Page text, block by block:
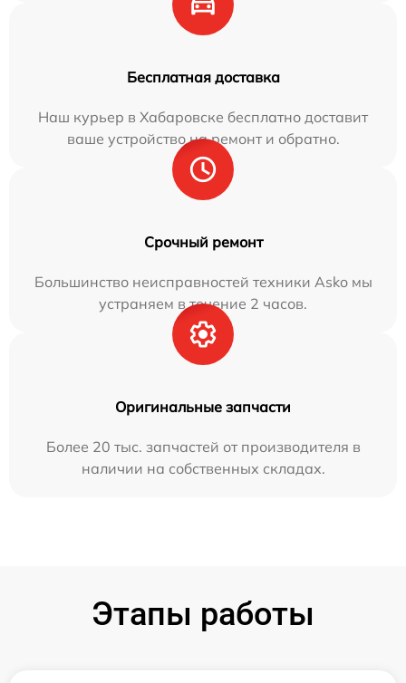
Бесплатная доставка
Наш курьер в Хабаровске бесплатно доставит
ваше устройство на ремонт и обратно.
Срочный ремонт
Большинство неисправностей техники Asko мы
устраняем в течение 2 часов.
Оригинальные запчасти
Более 20 тыс. запчастей от производителя в
наличии на собственных складах.
Этапы работы